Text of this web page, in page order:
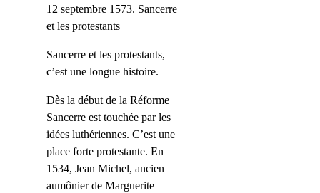
12 septembre 1573. Sancerre
et les protestants
Sancerre et les protestants,
c’est une longue histoire.
Dès la début de la Réforme
Sancerre est touchée par les
idées luthériennes. C’est une
place forte protestante. En
1534, Jean Michel, ancien
aumônier de Marguerite